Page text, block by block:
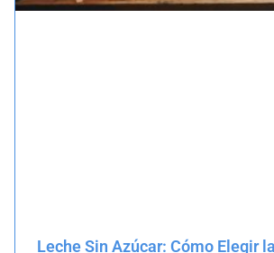
Leche Sin Azúcar: Cómo Elegir